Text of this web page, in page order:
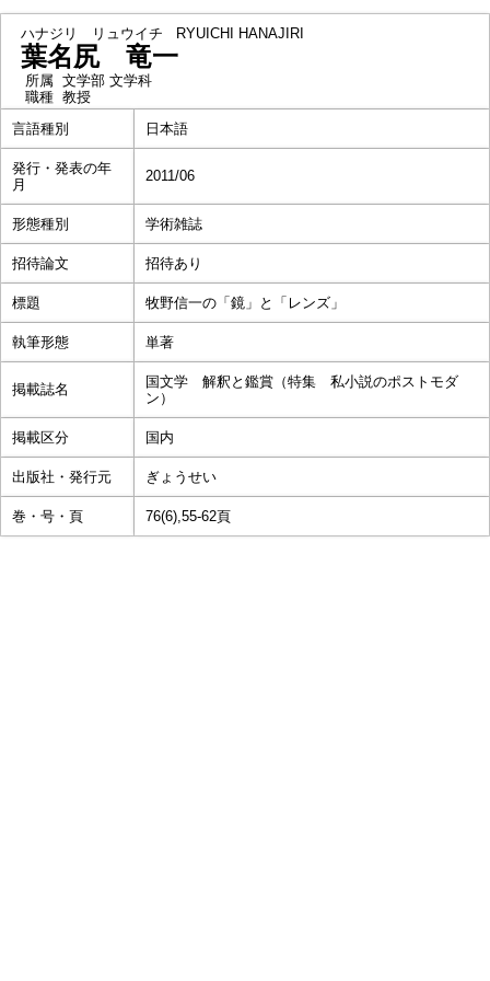
ハナジリ リュウイチ RYUICHI HANAJIRI
葉名尻 竜一
所属 文学部 文学科
職種 教授
言語種別
日本語
発行・発表の年
月
2011/06
形態種別 学術雑誌
招待論文 招待あり
標題 牧野信一の「鏡」と「レンズ」
執筆形態 単著
掲載誌名
国文学 解釈と鑑賞（特集 私小説のポストモダ
ン）
掲載区分 国内
出版社・発行元 ぎょうせい
巻・号・頁 76(6),55-62頁